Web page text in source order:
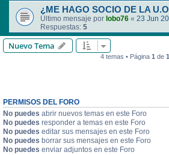
¿ME HAGO SOCIO DE LA
Último mensaje por lobo76 « 23 Jun
Respuestas: 5
Nuevo Tema
4 temas • Página 1de 1
PERMISOS DEL FORO
No puedes abrir nuevos temas en este Foro
No puedes responder a temas en este Foro
No puedes editar sus mensajes en este Foro
No puedes borrar sus mensajes en este Foro
No puedes enviar adjuntos en este Foro